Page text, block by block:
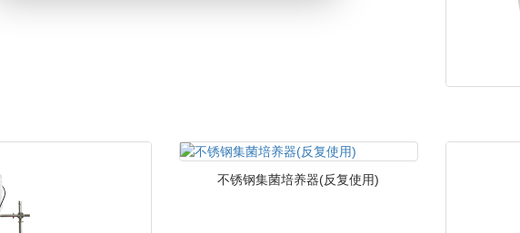
不锈钢集菌培养器(反复使用)